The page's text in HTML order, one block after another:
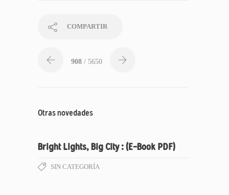
COMPARTIR
908 / 5650
Otras novedades
Bright Lights, Big City : (E-Book PDF)
SIN CATEGORÍA